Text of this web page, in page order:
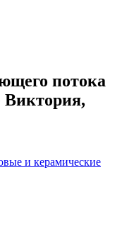
потока
Виктория,
и керамические